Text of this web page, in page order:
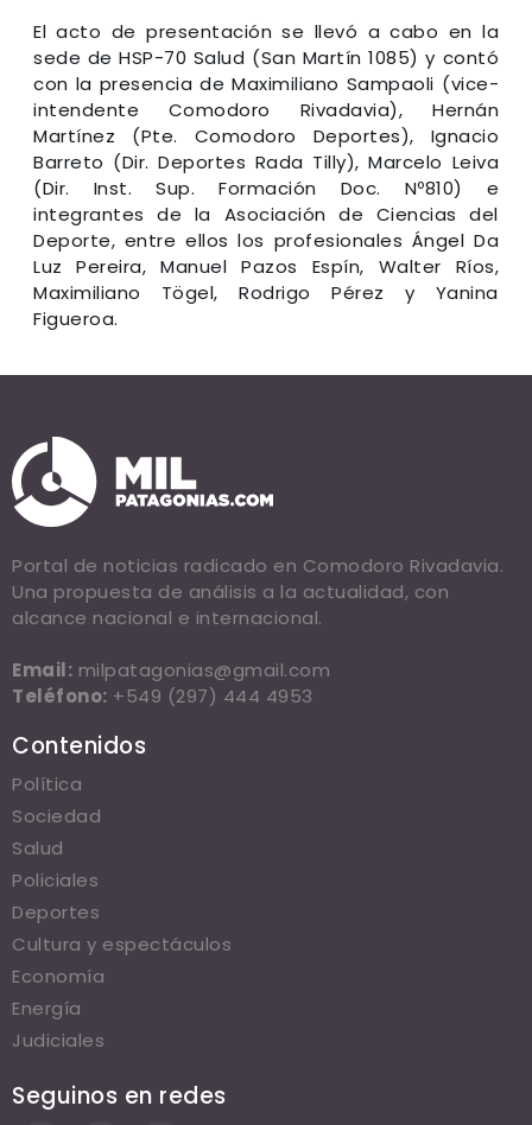
El acto de presentación se llevó a cabo en la
sede de HSP-70 Salud (San Martín 1085) y contó
con la presencia de Maximiliano Sampaoli (vice-
intendente Comodoro Rivadavia), Hernán
Martínez (Pte. Comodoro Deportes), Ignacio
Barreto (Dir. Deportes Rada Tilly), Marcelo Leiva
(Dir. Inst. Sup. Formación Doc. Nº810) e
integrantes de la Asociación de Ciencias del
Deporte, entre ellos los profesionales Ángel Da
Luz Pereira, Manuel Pazos Espín, Walter Ríos,
Maximiliano Tögel, Rodrigo Pérez y Yanina
Figueroa.
Portal de noticias radicado en Comodoro Rivadavia.
Una propuesta de análisis a la actualidad, con
alcance nacional e internacional.
Email: milpatagonias@gmail.com
Teléfono: +549 (297) 444 4953
Contenidos
Política
Sociedad
Salud
Policiales
Deportes
Cultura y espectáculos
Economía
Energía
Judiciales
Seguinos en redes